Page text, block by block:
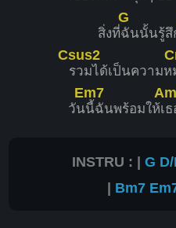
สิ่งที่
G
ฉันนั้นรู้สึ
Csus2
รวมได้เป็นความห
วัน
Em7
นี้ฉันพร้อมให้เธ
INSTRU : | G
| Bm7